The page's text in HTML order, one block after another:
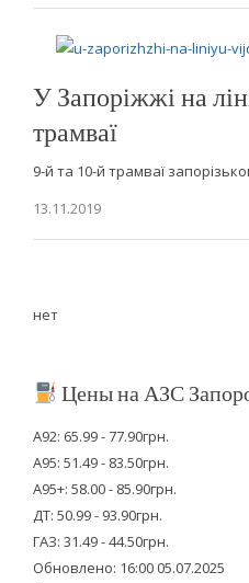
У Запоріжжі на
трамваї
9-й та 10-й трамваї
13.11.2019
нет
Цены на АЗС
А92: 65.99 - 77.90грн.
А95: 51.49 - 83.50грн.
А95+: 58.00 - 85.90грн.
ДТ: 50.99 - 93.90грн.
ГАЗ: 31.49 - 44.50грн.
Обновлено: 16:00 05.07.2025